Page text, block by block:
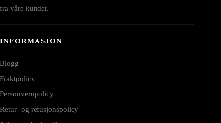
fra våre kunder.
INFORMASJON
Blogg
Fraktpolicy
Personvernpolicy
Retur- og refusjonspolicy